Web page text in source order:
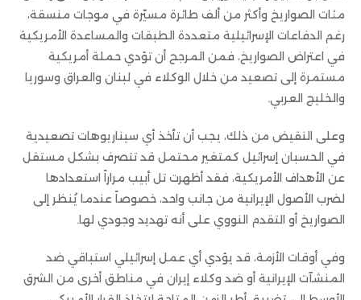
مئات الصواريخ وأكثر من ألف طائرة مسيّرة في موجات منسقة،
رغم الدفاعات الإسرائيلية متعددة الطبقات والمساعدة الأمريكية
في اعتراض الصواريخ، فمن المرجح أن تؤدي حملة أمريكية
مستمرة إلى تصعيد من خلال الوكلاء في لبنان والعراق وسوريا
والخليج العربي.
وعلى النقيض من ذلك، يجب أن تأخذ أي سيناريوهات تصعيدية
في الحسبان إسرائيل كمتغير محتمل قد تتصرف بشكل مستقل
عن الأهداف الأمريكية، فقد أظهرت تل أبيب مراراً استعدادها
لضرب الأصول الإيرانية من جانب واحد، خصوصاً عندما يُنظر إلى
الصواريخ أو التقدم النووي على أنه تهديد وجودي لها.
وفي أوقات الأزمة، قد يؤدي أي عمل إسرائيلي استباقي ضد
المنشآت الإيرانية أو ضد وكلاء إيران في مناطق أخرى من الشرق